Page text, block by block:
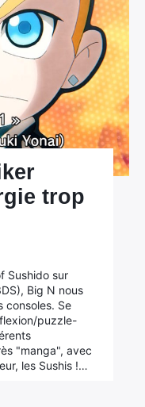
trop
Sushido sur
Big N nous
consoles. Se
puzzle-
"manga", avec
les Sushis !…